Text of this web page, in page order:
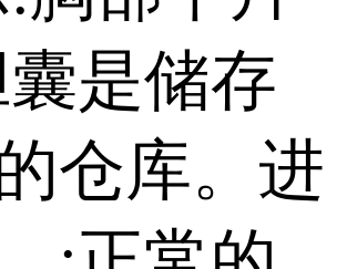
是储存
仓库。进